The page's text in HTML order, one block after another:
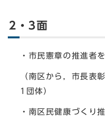
2・3面
・市民憲章の推進者
（南区から，市長表
1団体）
・南区民健康づくり